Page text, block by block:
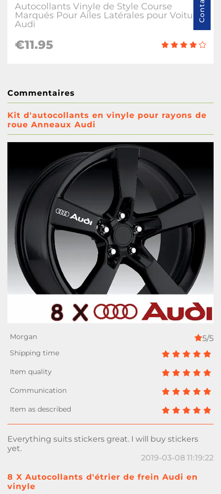
Autocollants Vinyle de Style Course
Marqués Pour Ailes Latérales pour Voitures
Audi
€11.95
Commentaires
Kit d'autocollants en vinyle pour rayons de
roue Anneaux Audi
5/5
Everything suits stickers great. I will buy stickers
yet.
2019-03-08 11:19:22
8 X Autocollants d'étrier de frein Audi en
vinyle